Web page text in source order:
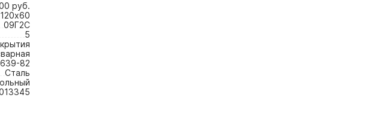
руб.
120х60
09Г2С
5
82
Сталь